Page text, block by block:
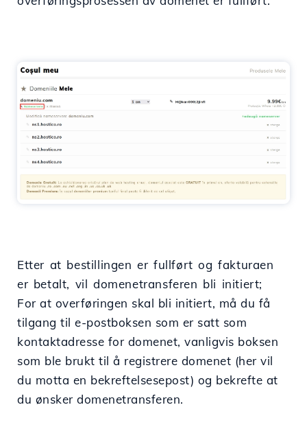
Etter at bestillingen er fullført og fakturaen
er betalt, vil domenetransferen bli initiert;
For at overføringen skal bli initiert, må du få
tilgang til e-postboksen som er satt som
kontaktadresse for domenet, vanligvis boksen
som ble brukt til å registrere domenet (her vil
du motta en bekreftelsesepost) og bekrefte at
du ønsker domenetransferen.